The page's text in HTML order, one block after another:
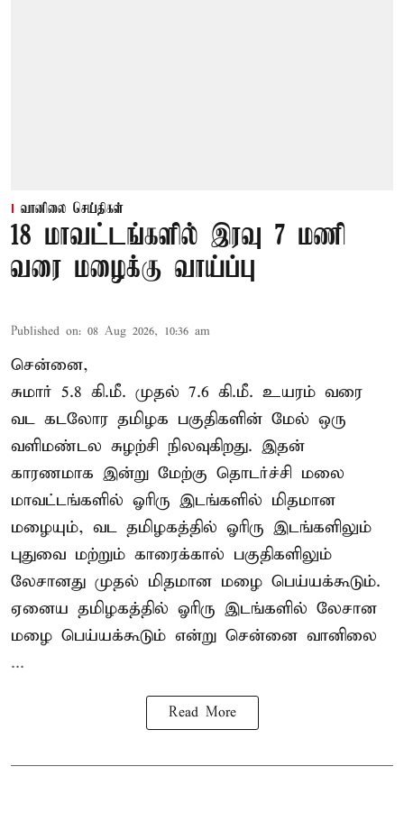
வானிலை செய்திகள்
18 மாவட்டங்களில் இரவு 7 மணி
வரை மழைக்கு வாய்ப்பு
Published on: 08 Aug 2026, 10:36 am
சென்னை,
சுமார் 5.8 கி.மீ. முதல் 7.6 கி.மீ. உயரம் வரை
வட கடலோர தமிழக பகுதிகளின் மேல் ஒரு
வளிமண்டல சுழற்சி நிலவுகிறது. இதன்
காரணமாக இன்று மேற்கு தொடர்ச்சி மலை
மாவட்டங்களில் ஓரிரு இடங்களில் மிதமான
மழையும், வட தமிழகத்தில் ஓரிரு இடங்களிலும்
புதுவை மற்றும் காரைக்கால் பகுதிகளிலும்
லேசானது முதல் மிதமான மழை பெய்யக்கூடும்.
ஏனைய தமிழகத்தில் ஓரிரு இடங்களில் லேசான
மழை பெய்யக்கூடும் என்று சென்னை வானிலை
...
Read More